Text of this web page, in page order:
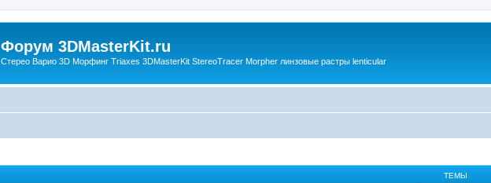
Форум 3DMasterKit.ru
Стерео Варио 3D Морфинг Triaxes 3DMasterKit StereoTracer Morpher линзовые растры lenticular
ТЕМЫ